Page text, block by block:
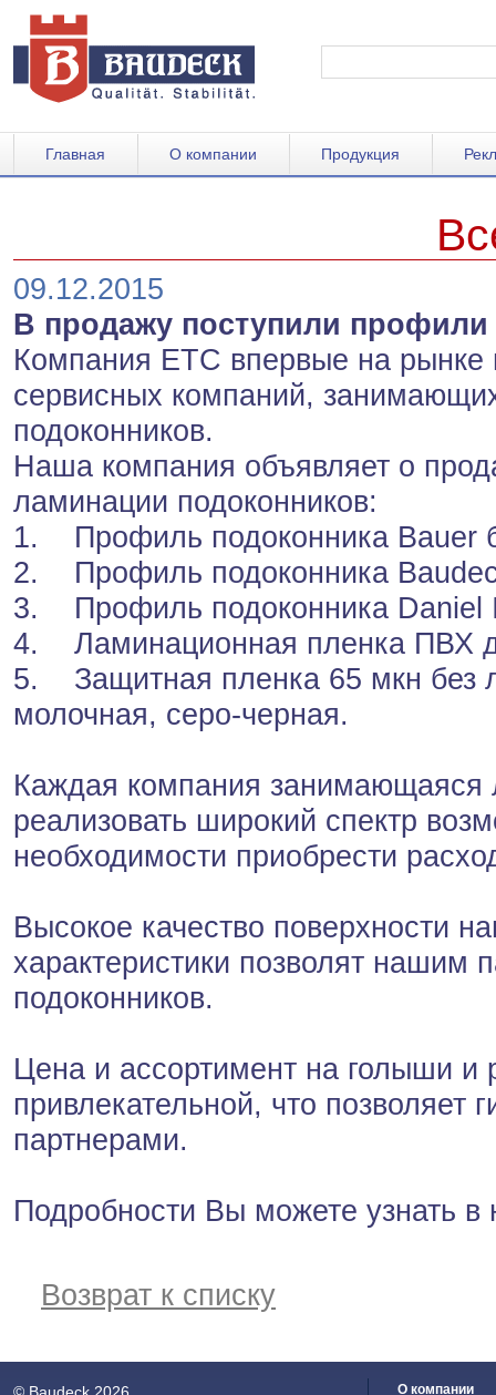
Главная О компании Продукция
09.12.2015
В продажу поступили
Компания ЕТС впервые на рынке
сервисных компаний,
подоконников.
Наша компания объявляет о
ламинации подоконников:
1. Профиль подоконника Bauer
2. Профиль подоконника
3. Профиль подоконника Daniel
4. Ламинационная пленка ПВХ
5. Защитная пленка 65 мкн без
молочная, серо-черная.
Каждая компания занимающаяся
реализовать широкий спектр
необходимости приобрести
Высокое качество поверхности
характеристики позволят нашим
подоконников.
Цена и ассортимент на голыши и
привлекательной, что позволяет
партнерами.
Подробности Вы можете узнать
Возврат к списку
О компании